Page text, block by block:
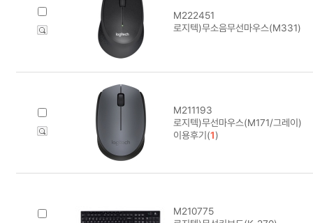
M222451
로지텍)무소음무선마우스(M331)
M211193
로지텍)무선마우스(M171/그레이)
이용후기(1)
M210775